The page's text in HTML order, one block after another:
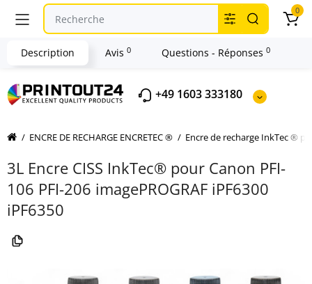
+49 1603 333180
0
ENCRE DE RECHARGE ENCRETEC ® Encre de recharge InkTec ®
3L Encre CISS InkTec® pour Canon PFI-
106 PFI-206 imagePROGRAF iPF6300
iPF6350
Description Avis 0 Questions - Réponses 0